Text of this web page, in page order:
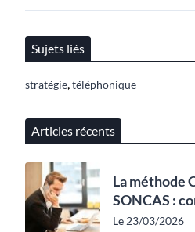
Sujets liés
stratégie téléphonique
Articles récents
La méthode
SONCAS :
Le 23/03/2026